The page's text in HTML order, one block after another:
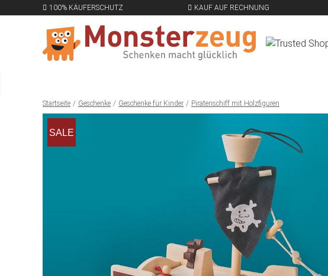
100% KÄUFERSCHUTZ KAUF AUF RECHNUNG
Startseite Geschenke Geschenke für Kinder Piratenschiff mit Holzfiguren
SALE